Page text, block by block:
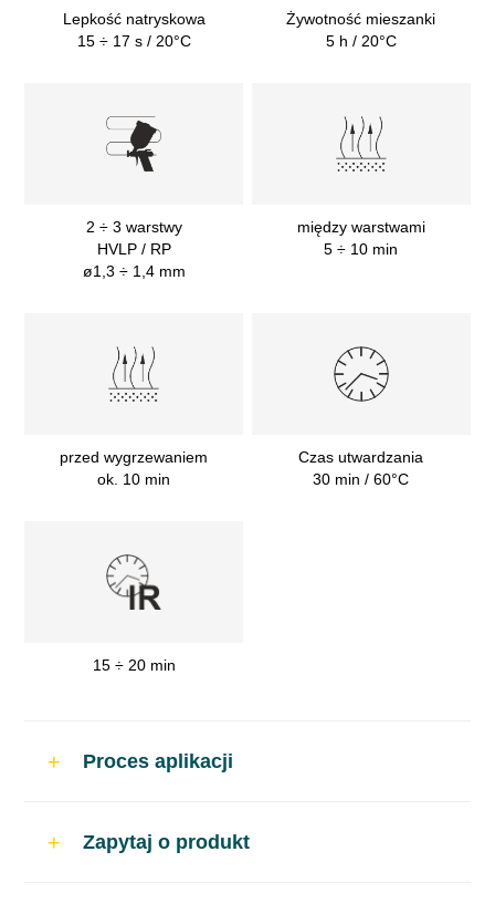
Lepkość natryskowa
15 ÷ 17 s / 20°C
Żywotność mieszanki
5 h / 20°C
2 ÷ 3 warstwy
HVLP / RP
ø1,3 ÷ 1,4 mm
między warstwami
5 ÷ 10 min
przed wygrzewaniem
ok. 10 min
Czas utwardzania
30 min / 60°C
15 ÷ 20 min
Proces aplikacji
Zapytaj o produkt